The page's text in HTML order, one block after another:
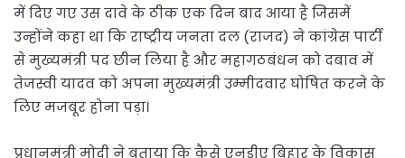
में दिए गए उस दावे के ठीक एक दिन बाद आया है जिसमें
उन्होंने कहा था कि राष्ट्रीय जनता दल (राजद) ने कांग्रेस पार्टी
से मुख्यमंत्री पद छीन लिया है और महागठबंधन को दबाव में
तेजस्वी यादव को अपना मुख्यमंत्री उम्मीदवार घोषित करने के
लिए मजबूर होना पड़ा।
प्रधानमंत्री मोदी ने बताया कि कैसे एनडीए बिहार के विकास